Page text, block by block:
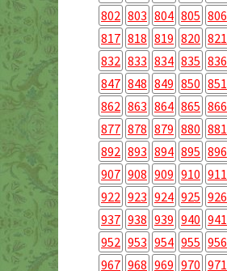
802 803 804 805 806
817 818 819 820 821
832 833 834 835 836
847 848 849 850 851
862 863 864 865 866
877 878 879 880 881
892 893 894 895 896
907 908 909 910 911
922 923 924 925 926
937 938 939 940 941
952 953 954 955 956
967 968 969 970 971